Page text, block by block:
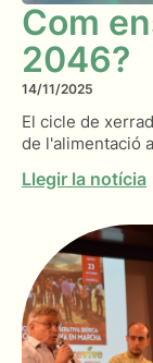
Com
2046?
14/11/2025
El cicle de
de l'alimentació
Llegir la notícia